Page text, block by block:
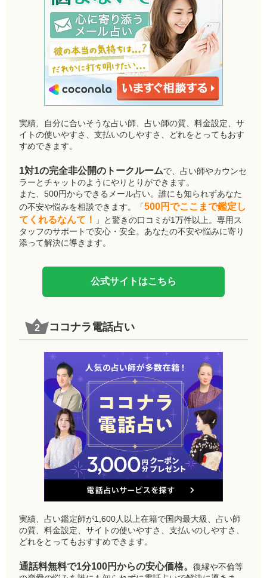
実績、自分に合いそうな占い師、占い師の質、料金設定、サ
イトの使いやすさ、支払いのしやすさ、どれをとってもおす
すめできます。
1対1の完全非公開のトークルームで、占い師やカウンセ
ラーとチャットのようにやりとりができます。
また、500円からできるメール占い。誰にも知られずあなた
の不安や悩みを相談できます。「500円でここまで鑑定し
てくれるなんて！
」と驚きの口コミが1万件以上。専用ス
タッフのサポートで安心・安全。あなたの不安や悩みに寄り
添って解決に導きます。
公式サイトはこちら
ココナラ電話占い
実績、占い鑑定師が1,600人以上在籍で国内最大級、占い師
の質、料金設定、サイトの使いやすさ、支払いのしやすさ、
どれをとってもおすすめできます。
通話料無料で1分100円からの安心価格。復縁や不倫等